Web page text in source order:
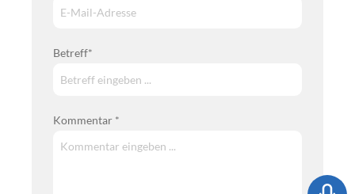
Betreff*
Kommentar *